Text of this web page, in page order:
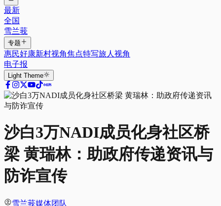
最新
全国
雪兰莪
专题
惠民好康新村视角焦点特写旅人视角
电子报
Light Theme
沙白3万NADI成员化身社区桥
梁 黄瑞林：助政府传递资讯与
防诈宣传
雪兰莪媒体团队